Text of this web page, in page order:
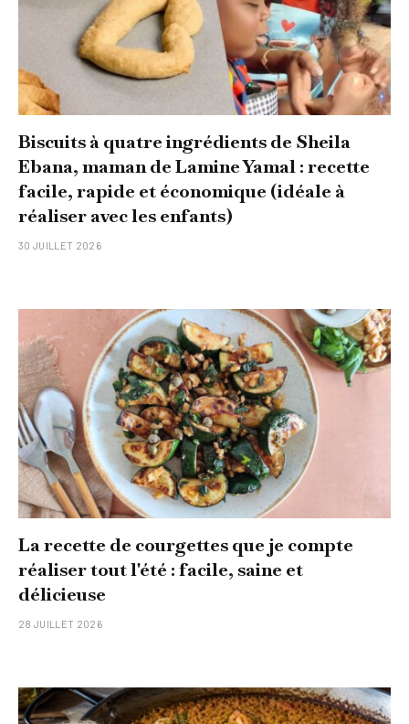
Biscuits à quatre ingrédients de Sheila
Ebana, maman de Lamine Yamal : recette
facile, rapide et économique (idéale à
réaliser avec les enfants)
30 JUILLET 2026
La recette de courgettes que je compte
réaliser tout l'été : facile, saine et
délicieuse
28 JUILLET 2026